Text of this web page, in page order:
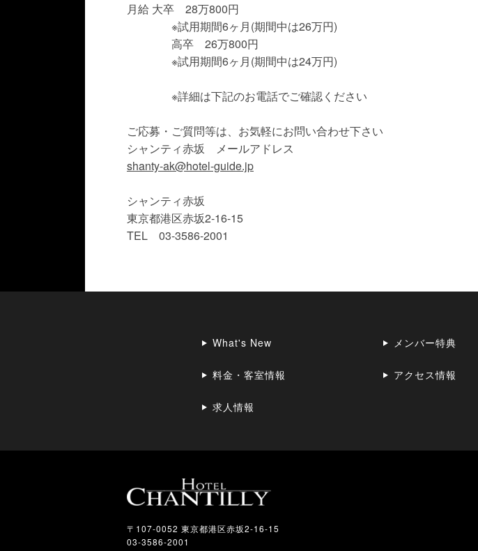
月給 大卒 28万800円
※試用期間6ヶ月(期間中は26万円)
高卒 26万800円
※試用期間6ヶ月(期間中は24万円)
※詳細は下記のお電話でご確認ください
ご応募・ご質問等は、お気軽にお問い合わせ下さい
シャンティ赤坂 メールアドレス
shanty-ak@hotel-guide.jp
シャンティ赤坂
東京都港区赤坂2-16-15
TEL 03-3586-2001
What's New メンバー特典
料金・客室情報 アクセス情報
求人情報
〒107-0052 東京都港区赤坂2-16-15
03-3586-2001